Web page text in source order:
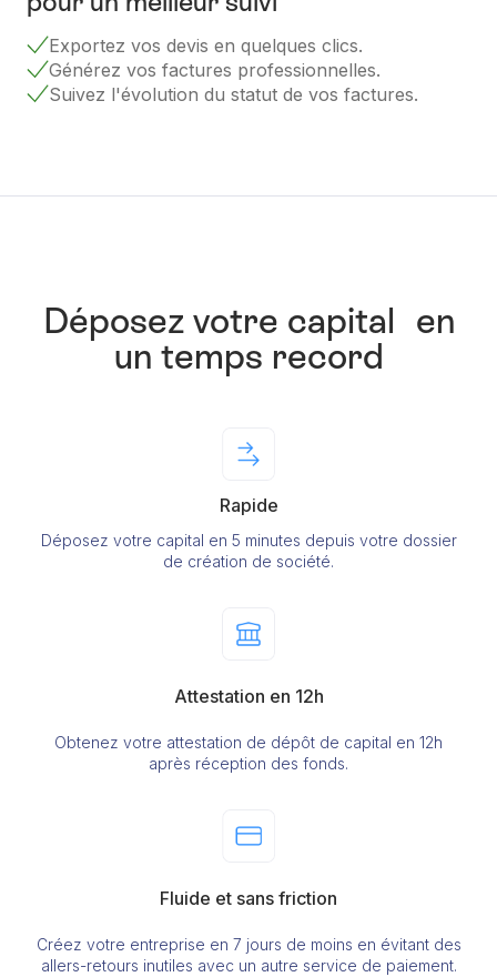
Exportez vos devis en quelques clics.
Générez vos factures professionnelles.
Suivez l'évolution du statut de vos factures.
Déposez votre capital en
un temps record
Rapide
Déposez votre capital en 5 minutes depuis votre dossier
de création de société.
Attestation en 12h
Obtenez votre attestation de dépôt de capital en 12h
après réception des fonds.
Fluide et sans friction
Créez votre entreprise en 7 jours de moins en évitant des
allers-retours inutiles avec un autre service de paiement.